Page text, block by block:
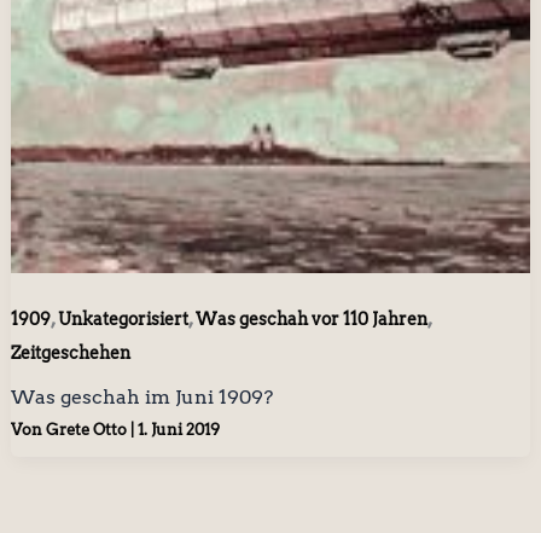
1909,Unkategorisiert,Was geschah vor 110 Jahren,
Zeitgeschehen
Was geschah im Juni 1909?
Von Grete Otto 1. Juni 2019